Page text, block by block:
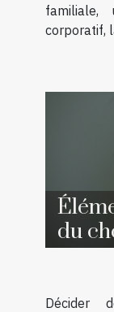
familiale,
corporatif,
du
Décider